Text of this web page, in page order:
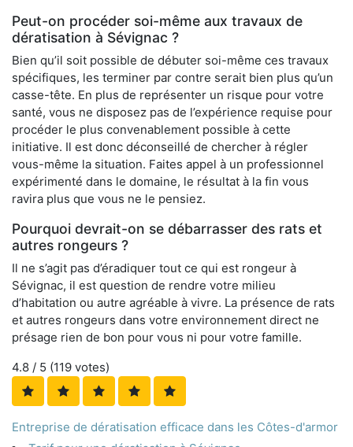
Peut-on procéder soi-même aux travaux de
dératisation à Sévignac ?
Bien qu’il soit possible de débuter soi-même ces travaux
spécifiques, les terminer par contre serait bien plus qu’un
casse-tête. En plus de représenter un risque pour votre
santé, vous ne disposez pas de l’expérience requise pour
procéder le plus convenablement possible à cette
initiative. Il est donc déconseillé de chercher à régler
vous-même la situation. Faites appel à un professionnel
expérimenté dans le domaine, le résultat à la fin vous
ravira plus que vous ne le pensiez.
Pourquoi devrait-on se débarrasser des rats et
autres rongeurs ?
Il ne s’agit pas d’éradiquer tout ce qui est rongeur à
Sévignac, il est question de rendre votre milieu
d’habitation ou autre agréable à vivre. La présence de rats
et autres rongeurs dans votre environnement direct ne
présage rien de bon pour vous ni pour votre famille.
4.8 / 5 (119 votes)
Entreprise de dératisation efficace dans les Côtes-d'armor